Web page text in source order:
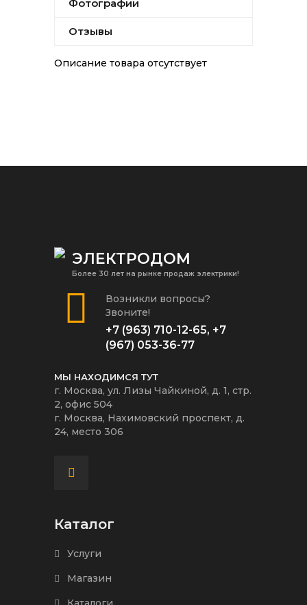
Фотографии
Отзывы
Описание товара отсутствует
ЭЛЕКТРОДОМ
Более 30 лет на рынке продаж электрики!
Возникли вопросы?
Звоните!
+7 (963) 710-12-65, +7
(967) 053-36-77
МЫ НАХОДИМСЯ ТУТ
г. Москва, ул. Лизы Чайкиной, д. 1, стр.
2, офис 504
г. Москва, Нахимовский проспект, д.
24, место 306
Каталог
Услуги
Магазин